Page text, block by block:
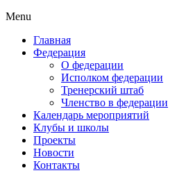
Menu
Главная
Федерация
О федерации
Исполком федерации
Тренерский штаб
Членство в федерации
Календарь мероприятий
Клубы и школы
Проекты
Новости
Контакты